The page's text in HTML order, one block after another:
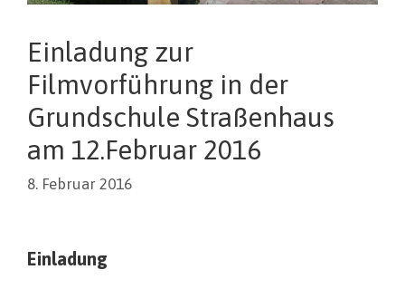
Einladung zur
Filmvorführung in der
Grundschule Straßenhaus
am 12.Februar 2016
8. Februar 2016
Einladung